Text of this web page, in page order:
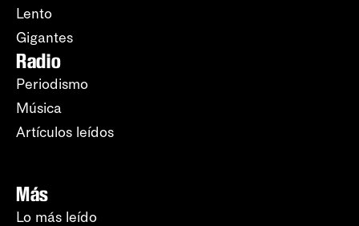
Lento
Gigantes
Radio
Periodismo
Música
Artículos leídos
Más
Lo más leído